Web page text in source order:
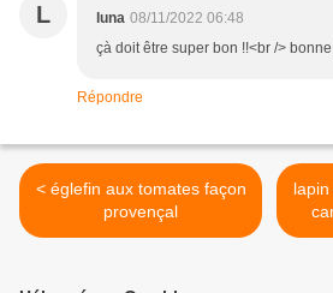
L luna 08/11/2022 06:48
çà doit être super bon !!<br />
Répondre
< églefin aux tomates façon
provençal